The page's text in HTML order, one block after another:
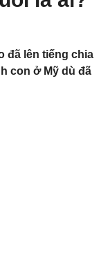
đã lên tiếng chia
con ở Mỹ dù đã